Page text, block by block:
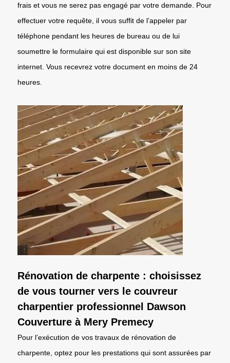
frais et vous ne serez pas engagé par votre demande. Pour
effectuer votre requête, il vous suffit de l’appeler par
téléphone pendant les heures de bureau ou de lui
soumettre le formulaire qui est disponible sur son site
internet. Vous recevrez votre document en moins de 24
heures.
Rénovation de charpente : choisissez
de vous tourner vers le couvreur
charpentier professionnel Dawson
Couverture à Mery Premecy
Pour l’exécution de vos travaux de rénovation de
charpente, optez pour les prestations qui sont assurées par